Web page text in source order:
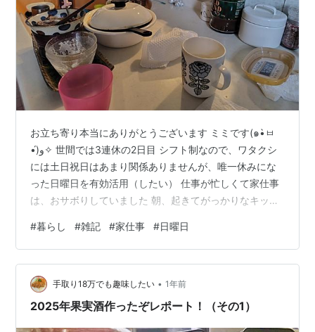
お立ち寄り本当にありがとうございます ミミです(๑•̀ㅂ
•́)و✧ 世間では3連休の2日目 シフト制なので、ワタクシ
には土日祝日はあまり関係ありませんが、唯一休みにな
った日曜日を有効活用（したい） 仕事が忙しくて家仕事
は、おサボりしていました 朝、起きてがっかりなキッチ
す 壁づたいにはびこる次男坊の靴下やらうわばきやら帽
子やら… ワタクシの記憶が正しければ、次男坊の足は2本
靴下が何足も脱ぎ捨てられてるわよ… 普段通り5時半に目
覚めても、身体が動かずソファでグダグダした痕跡 なぜ
かカウンターチェア2脚もリビングに鎮座しています 今
#暮らし #雑記 #家仕事 #日曜日
手取り18万でも趣味したい • 1年前
2025年果実酒作ったぞレポート！（その1）